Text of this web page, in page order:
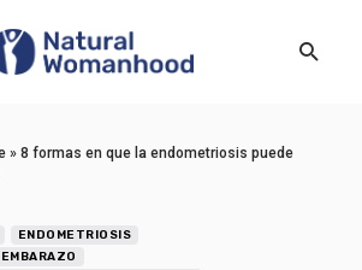
» 8 formas en que la endometriosis puede
ENDOMETRIOSIS